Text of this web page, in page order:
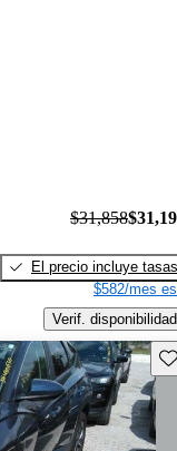
$31,858
El precio incluye tasas
$582/mes
Verif. disponibilidad